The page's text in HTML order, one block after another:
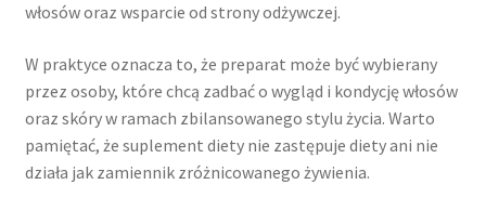
włosów oraz wsparcie od strony odżywczej.
W praktyce oznacza to, że preparat może być wybierany
przez osoby, które chcą zadbać o wygląd i kondycję włosów
oraz skóry w ramach zbilansowanego stylu życia. Warto
pamiętać, że suplement diety nie zastępuje diety ani nie
działa jak zamiennik zróżnicowanego żywienia.